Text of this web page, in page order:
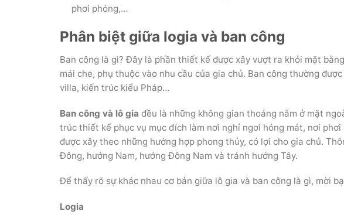
phơi phóng,…
Phân biệt giữa logia và ban công
Ban công là gì? Đây là phần thiết kế được xây vượt ra khỏi mặt
mái che, phụ thuộc vào nhu cầu của gia chủ. Ban công thường
villa, kiến trúc kiểu Pháp…
Ban công và lô gia đều là những không gian thoáng nằm ở mặt
trúc thiết kế phục vụ mục đích làm nơi nghỉ ngơi hóng mát, nơi
được xây theo những hướng hợp phong thủy, có lợi cho gia chủ.
Đông, hướng Nam, hướng Đông Nam và tránh hướng Tây.
Để thấy rõ sự khác nhau cơ bản giữa lô gia và ban công là gì, mời
Logia